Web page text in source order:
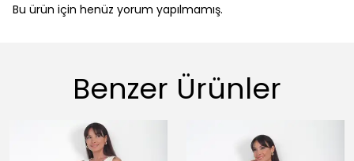
Bu ürün için henüz yorum yapılmamış.
Benzer Ürünler